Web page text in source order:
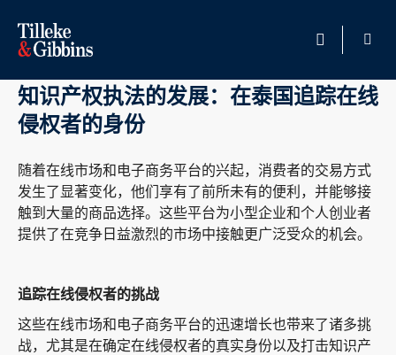
HOME
办公地点
服务领域
职业发展
10 月 24, 2024
知识产权执法的发展：在泰国追踪在线
侵权者的身份
随着在线市场和电子商务平台的兴起，消费者的交易方式
发生了显著变化，他们享有了前所未有的便利，并能够接
触到大量的商品选择。这些平台为小型企业和个人创业者
提供了在竞争日益激烈的市场中接触更广泛受众的机会。
追踪在线侵权者的挑战
这些在线市场和电子商务平台的迅速增长也带来了诸多挑
战，尤其是在确定在线侵权者的真实身份以及打击知识产